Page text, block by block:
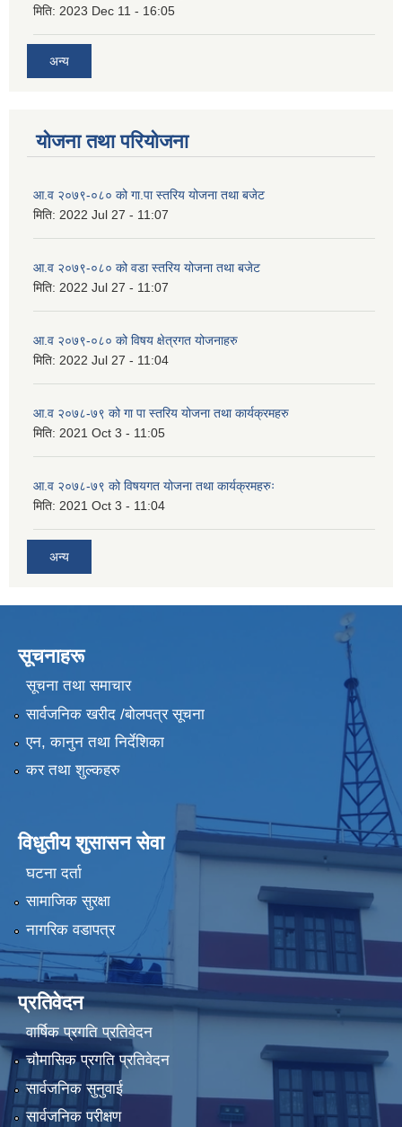
मिति: 2023 Dec 11 - 16:05
अन्य
योजना तथा परियोजना
आ.व २०७९-०८० को गा.पा स्तरिय योजना तथा बजेट
मिति: 2022 Jul 27 - 11:07
आ.व २०७९-०८० को वडा स्तरिय योजना तथा बजेट
मिति: 2022 Jul 27 - 11:07
आ.व २०७९-०८० को विषय क्षेत्रगत योजनाहरु
मिति: 2022 Jul 27 - 11:04
आ.व २०७८-७९ को गा पा स्तरिय योजना तथा कार्यक्रमहरु
मिति: 2021 Oct 3 - 11:05
आ.व २०७८-७९ को विषयगत योजना तथा कार्यक्रमहरुः
मिति: 2021 Oct 3 - 11:04
अन्य
सूचनाहरू
सूचना तथा समाचार
सार्वजनिक खरीद /बोलपत्र सूचना
एन, कानुन तथा निर्देशिका
कर तथा शुल्कहरु
विधुतीय शुसासन सेवा
घटना दर्ता
सामाजिक सुरक्षा
नागरिक वडापत्र
प्रतिवेदन
वार्षिक प्रगति प्रतिवेदन
चौमासिक प्रगति प्रतिवेदन
सार्वजनिक सुनुवाई
सार्वजनिक परीक्षण